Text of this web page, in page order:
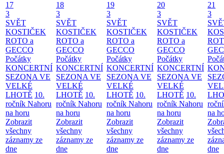
17
3
SVĚT
KOSTIČEK
ROTO a
GECCO
Počátky
KONCERTNÍ
SEZONA VE
VELKÉ
LHOTĚ 10.
ročník Nahoru
na horu
Zobrazit
všechny
záznamy ze
dne
18
3
SVĚT
KOSTIČEK
ROTO a
GECCO
Počátky
KONCERTNÍ
SEZONA VE
VELKÉ
LHOTĚ 10.
ročník Nahoru
na horu
Zobrazit
všechny
záznamy ze
dne
19
3
SVĚT
KOSTIČEK
ROTO a
GECCO
Počátky
KONCERTNÍ
SEZONA VE
VELKÉ
LHOTĚ 10.
ročník Nahoru
na horu
Zobrazit
všechny
záznamy ze
dne
20
3
SVĚT
KOSTIČEK
ROTO a
GECCO
Počátky
KONCERTNÍ
SEZONA VE
VELKÉ
LHOTĚ 10.
ročník Nahoru
na horu
Zobrazit
všechny
záznamy ze
dne
21
3
na
dne